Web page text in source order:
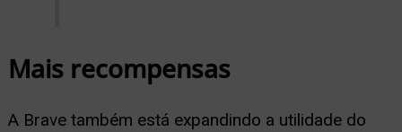
Mais recompensas
A Brave também está expandindo a utilidade do